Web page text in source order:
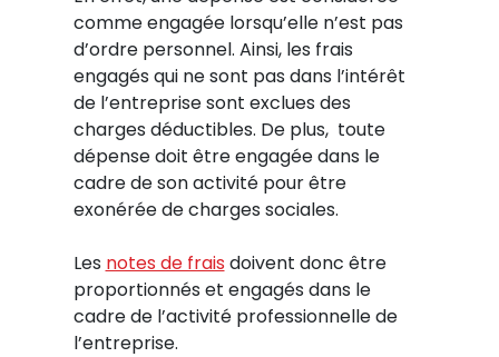
comme engagée lorsqu’elle n’est pas
d’ordre personnel. Ainsi, les frais
engagés qui ne sont pas dans l’intérêt
de l’entreprise sont exclues des
charges déductibles. De plus, toute
dépense doit être engagée dans le
cadre de son activité pour être
exonérée de charges sociales.
Les notes de frais doivent donc être
proportionnés et engagés dans le
cadre de l’activité professionnelle de
l’entreprise.